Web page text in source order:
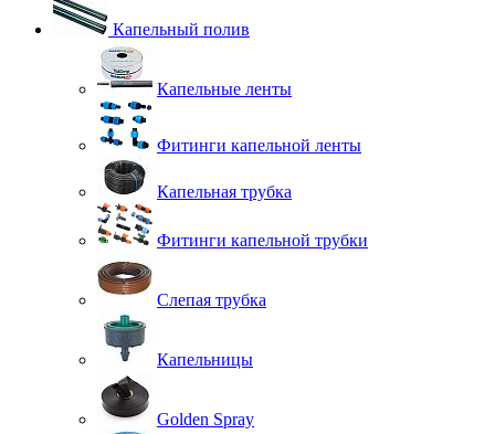
Капельный полив
Капельные ленты
Фитинги капельной ленты
Капельная трубка
Фитинги капельной трубки
Слепая трубка
Капельницы
Golden Spray